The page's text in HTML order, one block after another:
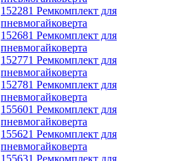
152281 Ремкомплект для
пневмогайковерта
152681 Ремкомплект для
пневмогайковерта
152771 Ремкомплект для
пневмогайковерта
152781 Ремкомплект для
пневмогайковерта
155601 Ремкомплект для
пневмогайковерта
155621 Ремкомплект для
пневмогайковерта
155631 Ремкомплект для